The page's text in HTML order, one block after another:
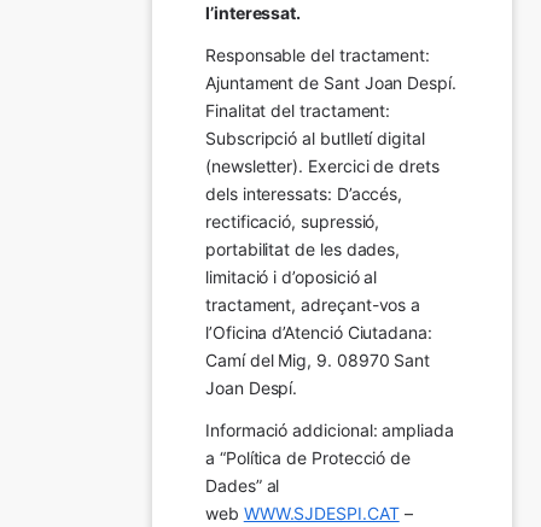
l’interessat.
Responsable del tractament:
Ajuntament de Sant Joan Despí.
Finalitat del tractament:
Subscripció al butlletí digital
(newsletter). Exercici de drets
dels interessats: D’accés,
rectificació, supressió,
portabilitat de les dades,
limitació i d’oposició al
tractament, adreçant-vos a
l’Oficina d’Atenció Ciutadana:
Camí del Mig, 9. 08970 Sant
Joan Despí.
Informació addicional: ampliada
a “Política de Protecció de
Dades” al
web WWW.SJDESPI.CAT –